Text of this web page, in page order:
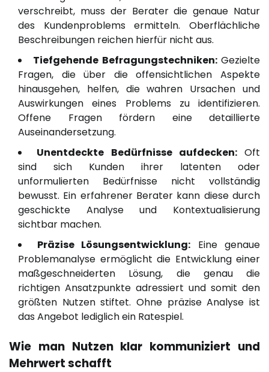
verschreibt, muss der Berater die genaue Natur
des Kundenproblems ermitteln. Oberflächliche
Beschreibungen reichen hierfür nicht aus.
Tiefgehende Befragungstechniken:Gezielte
Fragen, die über die offensichtlichen Aspekte
hinausgehen, helfen, die wahren Ursachen und
Auswirkungen eines Problems zu identifizieren.
Offene Fragen fördern eine detaillierte
Auseinandersetzung.
Unentdeckte Bedürfnisse aufdecken:Oft
sind sich Kunden ihrer latenten oder
unformulierten Bedürfnisse nicht vollständig
bewusst. Ein erfahrener Berater kann diese durch
geschickte Analyse und Kontextualisierung
sichtbar machen.
Präzise Lösungsentwicklung: Eine genaue
Problemanalyse ermöglicht die Entwicklung einer
maßgeschneiderten Lösung, die genau die
richtigen Ansatzpunkte adressiert und somit den
größten Nutzen stiftet. Ohne präzise Analyse ist
das Angebot lediglich ein Ratespiel.
Wie man Nutzen klar kommuniziert und
Mehrwert schafft